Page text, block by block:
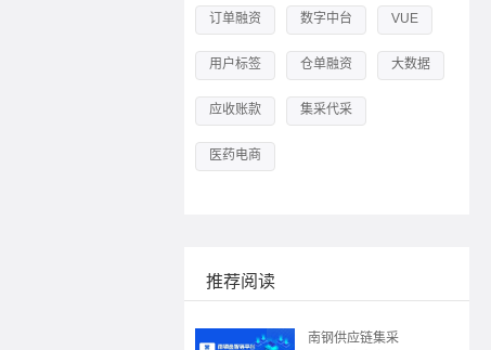
订单融资 数字中台 VUE
用户标签 仓单融资 大数据
应收账款 集采代采
医药电商
推荐阅读
南钢供应链集采